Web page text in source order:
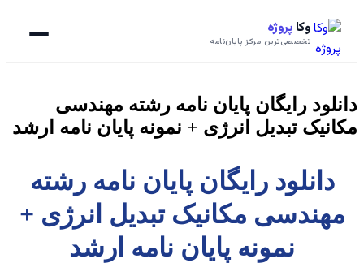
وکا پروژه
تخصصی‌ترین مرکز پایان‌نامه
دانلود رایگان پایان نامه رشته مهندسی
مکانیک تبدیل انرژی + نمونه پایان نامه ارشد
دانلود رایگان پایان نامه رشته
مهندسی مکانیک تبدیل انرژی +
نمونه پایان نامه ارشد